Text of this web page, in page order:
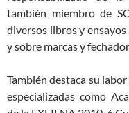
también miembro de
diversos libros y
y sobre marcas y
También destaca su
especializadas como